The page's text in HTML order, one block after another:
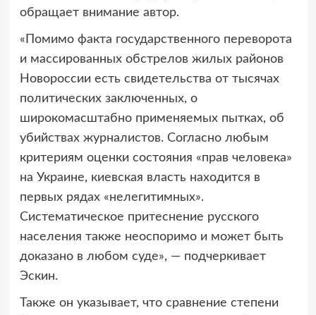
обращает внимание автор.
«Помимо факта государственного переворота
и массированных обстрелов жилых районов
Новороссии есть свидетельства от тысячах
политических заключенных, о
широкомасштабно применяемых пытках, об
убийствах журналистов. Согласно любым
критериям оценки состояния «прав человека»
на Украине, киевская власть находится в
первых рядах «нелегитимных».
Систематическое притеснение русского
населения также неоспоримо и может быть
доказано в любом суде», — подчеркивает
Эскин.
Также он указывает, что сравнение степени